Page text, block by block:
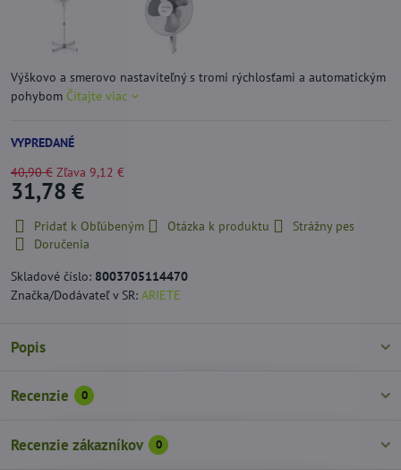
Výškovo a smerovo nastaviteľný s tromi rýchlosťami a automatickým
pohybom Čítajte viac
VYPREDANÉ
40,90 € Zľava 9,12 €
31,78 €
Pridať k Obľúbeným Otázka k produktu
Strážny pes
Doručenia
Skladové číslo: 8003705114470
Značka/Dodávateľ v SR: ARIETE
Popis
Recenzie 0
Recenzie zákazníkov 0